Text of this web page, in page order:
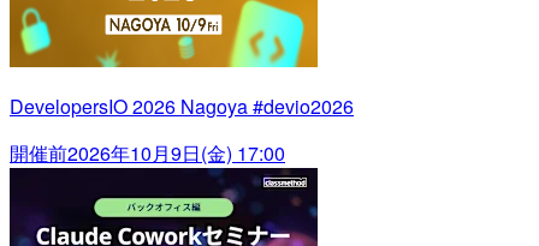
DevelopersIO 2026 Nagoya #devio2026
開催前2026年10月9日(金) 17:00